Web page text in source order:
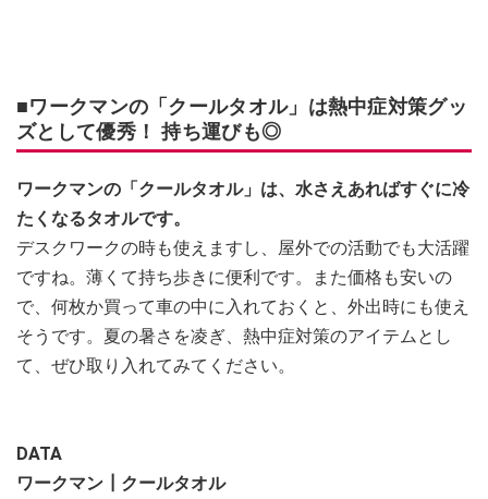
■ワークマンの「クールタオル」は熱中症対策グッ
ズとして優秀！ 持ち運びも◎
ワークマンの「クールタオル」は、水さえあればすぐに冷
たくなるタオルです。
デスクワークの時も使えますし、屋外での活動でも大活躍
ですね。薄くて持ち歩きに便利です。また価格も安いの
で、何枚か買って車の中に入れておくと、外出時にも使え
そうです。夏の暑さを凌ぎ、熱中症対策のアイテムとし
て、ぜひ取り入れてみてください。
DATA
ワークマン┃クールタオル